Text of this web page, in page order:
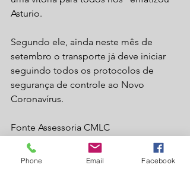
Asturio.
Segundo ele, ainda neste mês de
setembro o transporte já deve iniciar
seguindo todos os protocolos de
segurança de controle ao Novo
Coronavírus.
Fonte Assessoria CMLC
Laguna Carapã
Phone Email Facebook